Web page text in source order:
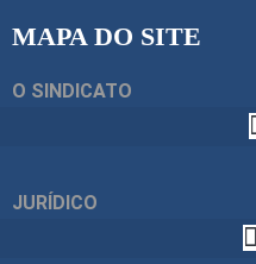
MAPA DO SITE
O SINDICATO
JURÍDICO